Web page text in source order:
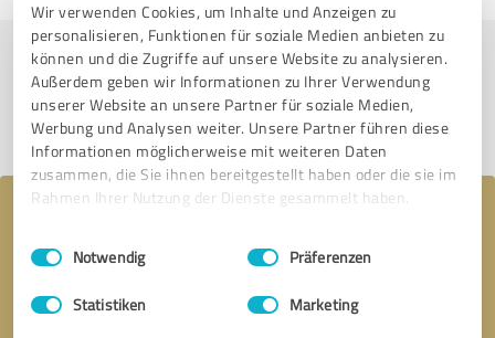
Wir verwenden Cookies, um Inhalte und Anzeigen zu
personalisieren, Funktionen für soziale Medien anbieten zu
können und die Zugriffe auf unsere Website zu analysieren.
Außerdem geben wir Informationen zu Ihrer Verwendung
unserer Website an unsere Partner für soziale Medien,
Werbung und Analysen weiter. Unsere Partner führen diese
Informationen möglicherweise mit weiteren Daten
zusammen, die Sie ihnen bereitgestellt haben oder die sie im
Rahmen Ihrer Nutzung der Dienste gesammelt haben.
Impressum Datenschutzbestimmungen
Einwilligungsauswahl
Notwendig Präferenzen
Statistiken Marketing
Jetzt bewerten
Profil teilen
Immobilien